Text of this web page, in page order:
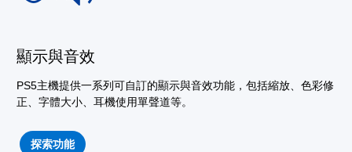
顯示與音效
PS5主機提供一系列可自訂的顯示與音效功能，包括縮放、色彩修
正、字體大小、耳機使用單聲道等。
探索功能